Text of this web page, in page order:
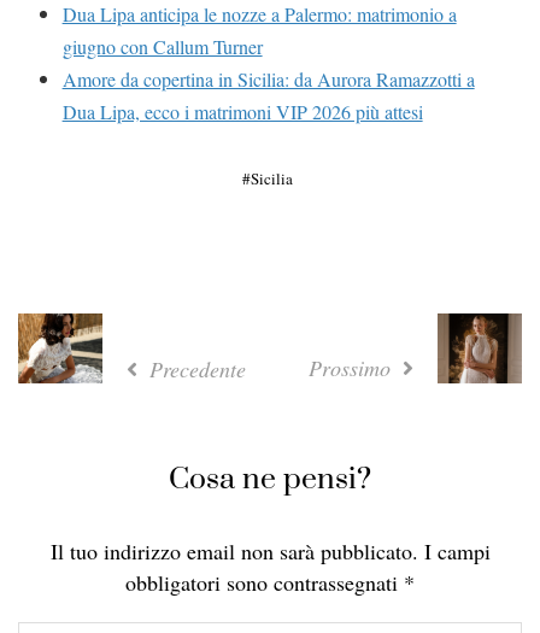
Dua Lipa anticipa le nozze a Palermo: matrimonio a
giugno con Callum Turner
Amore da copertina in Sicilia: da Aurora Ramazzotti a
Dua Lipa, ecco i matrimoni VIP 2026 più attesi
Sicilia
Precedente Prossimo
Cosa ne pensi?
Il tuo indirizzo email non sarà pubblicato. I campi
obbligatori sono contrassegnati *